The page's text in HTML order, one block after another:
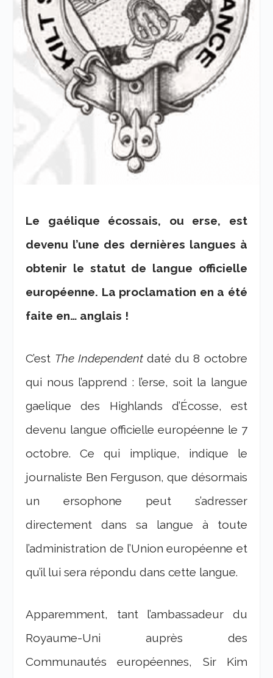
Le gaélique écossais, ou erse, est
devenu l’une des dernières langues à
obtenir le statut de langue officielle
européenne. La proclamation en a été
faite en… anglais !
C’est The Independentdaté du 8 octobre
qui nous l’apprend : l’erse, soit la langue
gaelique des Highlands d’Écosse, est
devenu langue officielle européenne le 7
octobre. Ce qui implique, indique le
journaliste Ben Ferguson, que désormais
un ersophone peut s’adresser
directement dans sa langue à toute
l’administration de l’Union européenne et
qu’il lui sera répondu dans cette langue.
Apparemment, tant l’ambassadeur du
Royaume-Uni auprès des
Communautés européennes, Sir Kim